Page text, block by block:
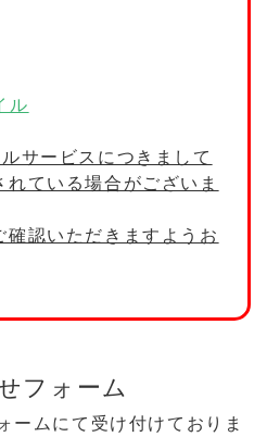
ル
サービスにつきまして
ている場合がございま
認いただきますようお
フォーム
ームにて受け付けておりま